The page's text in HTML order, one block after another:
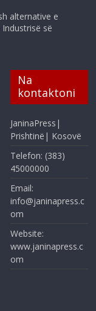
alternative e
së
Na
kontaktoni
JaninaPress|
Prishtinë| Kosovë
Telefon: (383)
45000000
Email:
info@janinapress.c
om
Website:
www.janinapress.c
om